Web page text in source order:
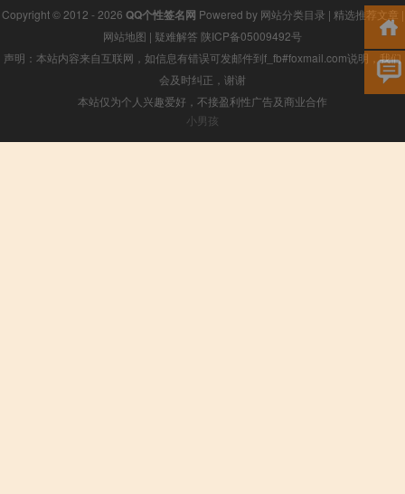
Copyright © 2012 - 2026 QQ个性签名网 Powered by 网站分类目录 | 精选推荐文章 |
网站地图 | 疑难解答 陕ICP备05009492号
声明：本站内容来自互联网，如信息有错误可发邮件到f_fb#foxmail.com说明，我们
会及时纠正，谢谢
本站仅为个人兴趣爱好，不接盈利性广告及商业合作
小男孩